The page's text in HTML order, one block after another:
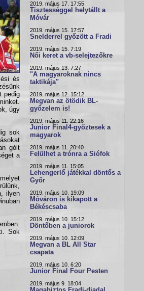
és
pedig
úgy
sok
gólt
a
ilyen
Sok
2019. május 17. 17:55
Tisztességgel helytállt a
Móvár
2019. május 15. 17:57
Snelderrel győzött a Fradi
2019. május 15. 7:19
Női keret a vb-selejtezőkre
2019. május 13. 7:27
"A magyaroknak nincs
taktikája"
2019. május 12. 15:12
Megvan az ötödik BL-
győzelem is!
2019. május 11. 22:16
Junior Final4-győztesek a
magyarok
2019. május 11. 20:40
Felülhet a trónra a Siófok
2019. május 11. 15:05
Lehengerlő játékkal döntős a
Győr
2019. május 10. 19:09
Móváron is kikapott a
Békéscsaba
2019. május 10. 15:12
Döntőben a juniorok
2019. május 10. 12:09
Megvan a BL All Star
csapata
2019. május 10. 6:20
Junior Final Four Pesten
2019. május 9. 18:04